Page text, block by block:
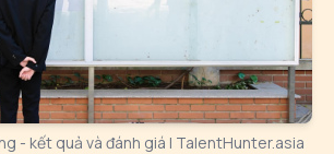
- kết quả và đánh giá | TalentHunter.asia